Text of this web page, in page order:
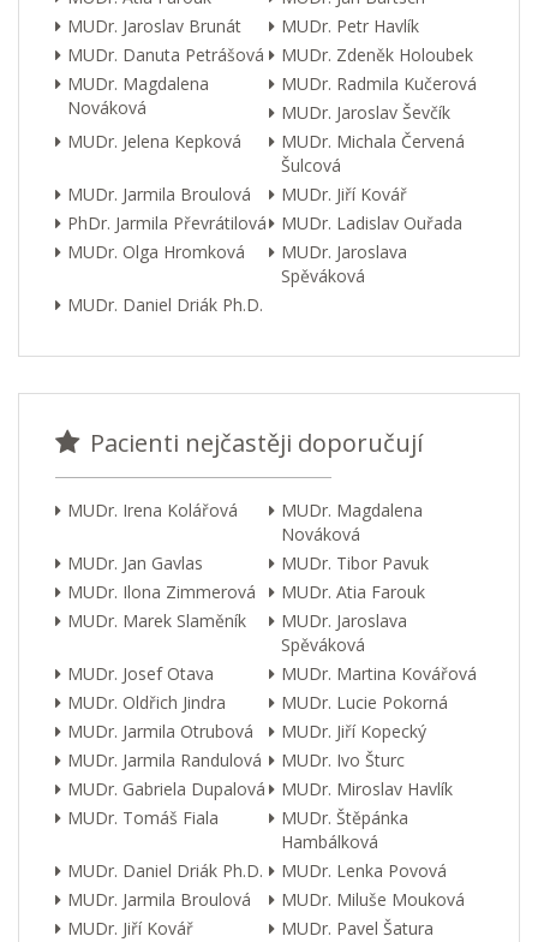
MUDr. Jaroslav Brunát
MUDr. Petr Havlík
MUDr. Danuta Petrášová
MUDr. Zdeněk Holoubek
MUDr. Magdalena
Nováková
MUDr. Radmila Kučerová
MUDr. Jaroslav Ševčík
MUDr. Jelena Kepková
MUDr. Michala Červená
Šulcová
MUDr. Jarmila Broulová
MUDr. Jiří Kovář
PhDr. Jarmila Převrátilová
MUDr. Ladislav Ouřada
MUDr. Olga Hromková
MUDr. Jaroslava
Spěváková
MUDr. Daniel Driák Ph.D.
Pacienti nejčastěji doporučují
MUDr. Irena Kolářová
MUDr. Magdalena
Nováková
MUDr. Jan Gavlas
MUDr. Tibor Pavuk
MUDr. Ilona Zimmerová
MUDr. Atia Farouk
MUDr. Marek Slaměník
MUDr. Jaroslava
Spěváková
MUDr. Josef Otava
MUDr. Martina Kovářová
MUDr. Oldřich Jindra
MUDr. Lucie Pokorná
MUDr. Jarmila Otrubová
MUDr. Jiří Kopecký
MUDr. Jarmila Randulová
MUDr. Ivo Šturc
MUDr. Gabriela Dupalová
MUDr. Miroslav Havlík
MUDr. Tomáš Fiala
MUDr. Štěpánka
Hambálková
MUDr. Daniel Driák Ph.D.
MUDr. Lenka Povová
MUDr. Jarmila Broulová
MUDr. Miluše Mouková
MUDr. Jiří Kovář
MUDr. Pavel Šatura